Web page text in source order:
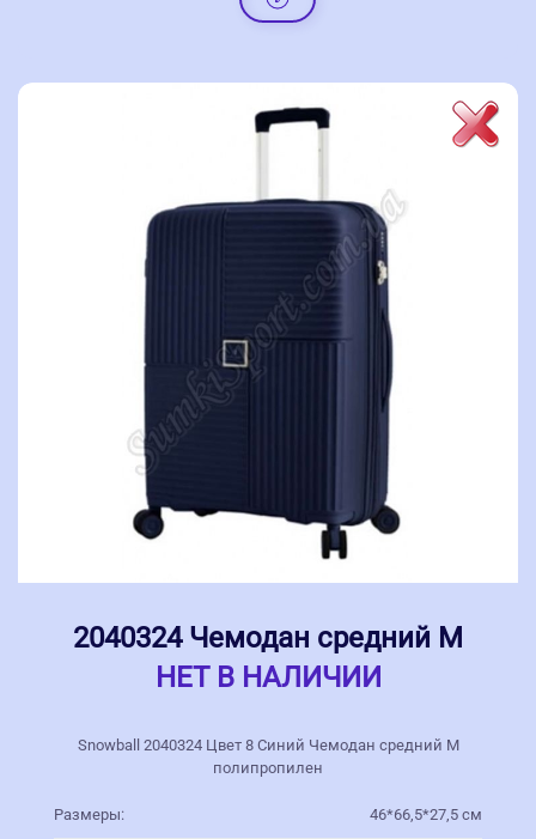
2040324 Чемодан средний M
НЕТ В НАЛИЧИИ
Snowball 2040324 Цвет 8 Синий Чемодан средний M
полипропилен
Размеры: 46*66,5*27,5 см